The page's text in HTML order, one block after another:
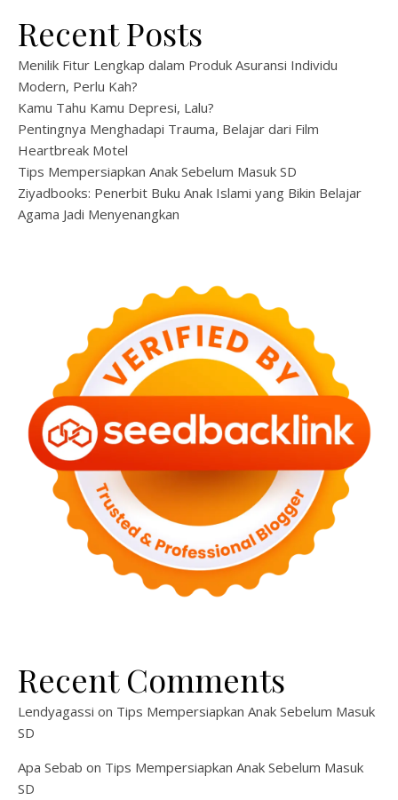
Recent Posts
Menilik Fitur Lengkap dalam Produk Asuransi Individu
Modern, Perlu Kah?
Kamu Tahu Kamu Depresi, Lalu?
Pentingnya Menghadapi Trauma, Belajar dari Film
Heartbreak Motel
Tips Mempersiapkan Anak Sebelum Masuk SD
Ziyadbooks: Penerbit Buku Anak Islami yang Bikin Belajar
Agama Jadi Menyenangkan
Recent Comments
Lendyagassi on Tips Mempersiapkan Anak Sebelum Masuk
SD
Apa Sebab on Tips Mempersiapkan Anak Sebelum Masuk
SD